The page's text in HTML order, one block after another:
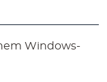
Windows-